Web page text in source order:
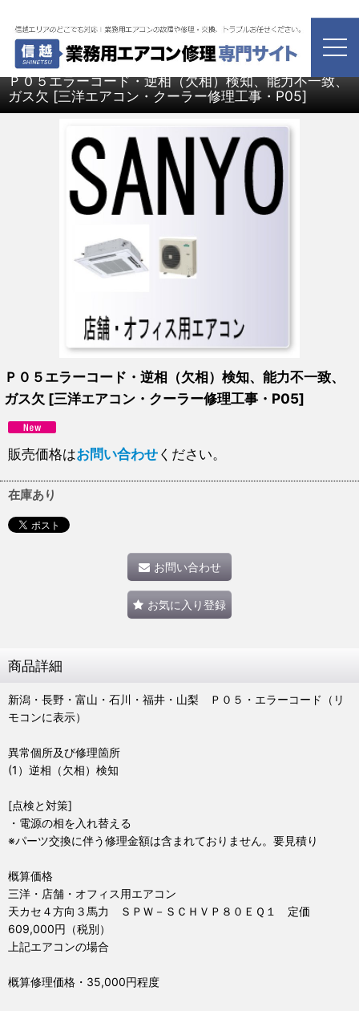
三洋電機 エアコン修理
Ｐ０５エラーコード・逆相（欠相）検知、能力不一致、ガス欠
Ｐ０５エラーコード・逆相（欠相）検知、能力不一致、
ガス欠 [三洋エアコン・クーラー修理工事・P05]
Ｐ０５エラーコード・逆相（欠相）検知、能力不一致、
ガス欠 [三洋エアコン・クーラー修理工事・P05]
販売価格はお問い合わせください。
在庫あり
お問い合わせ
お気に入り登録
商品詳細
新潟・長野・富山・石川・福井・山梨 Ｐ０５・エラーコード（リ
モコンに表示）
異常個所及び修理箇所
(1）逆相（欠相）検知
[点検と対策]
・電源の相を入れ替える
※パーツ交換に伴う修理金額は含まれておりません。要見積り
概算価格
三洋・店舗・オフィス用エアコン
天カセ４方向３馬力 ＳＰＷ－ＳＣＨＶＰ８０ＥＱ１ 定価
609,000円（税別）
上記エアコンの場合
概算修理価格・35,000円程度